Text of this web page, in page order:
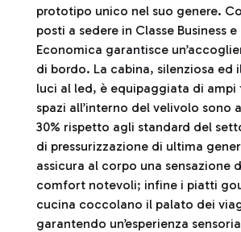
prototipo unico nel suo genere.
posti a sedere in Classe Business e
Economica garantisce
di bordo. La cabina, silenziosa ed
luci al led, è equipaggiata di ampi
spazi all’interno del velivolo sono
30% rispetto agli standard del
di pressurizzazione di ultima
assicura al corpo una sensazione
comfort notevoli; infine i piatti
cucina coccolano il palato dei
garantendo un’esperienza